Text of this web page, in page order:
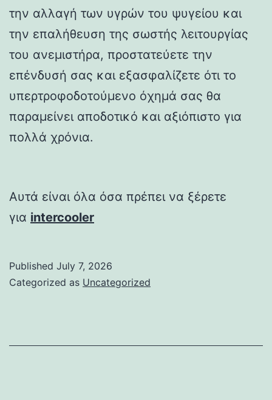
την αλλαγή των υγρών του ψυγείου και
την επαλήθευση της σωστής λειτουργίας
του ανεμιστήρα, προστατεύετε την
επένδυσή σας και εξασφαλίζετε ότι το
υπερτροφοδοτούμενο όχημά σας θα
παραμείνει αποδοτικό και αξιόπιστο για
πολλά χρόνια.
Αυτά είναι όλα όσα πρέπει να ξέρετε
για intercooler
Published July 7, 2026
Categorized as Uncategorized